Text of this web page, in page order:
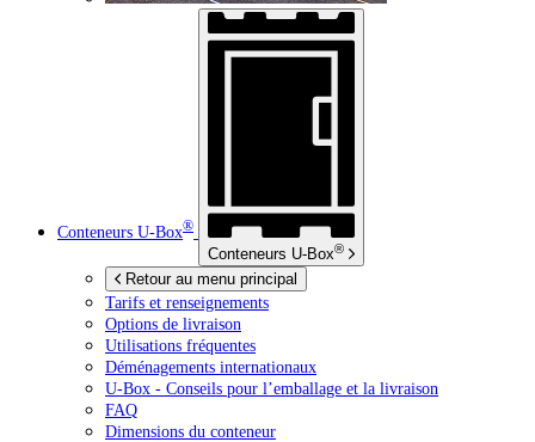
Conteneurs U-Box®
Conteneurs U-Box®
Retour au menu principal
Tarifs et renseignements
Options de livraison
Utilisations fréquentes
Déménagements internationaux
U-Box - Conseils pour l’emballage et la livraison
FAQ
Dimensions du conteneur